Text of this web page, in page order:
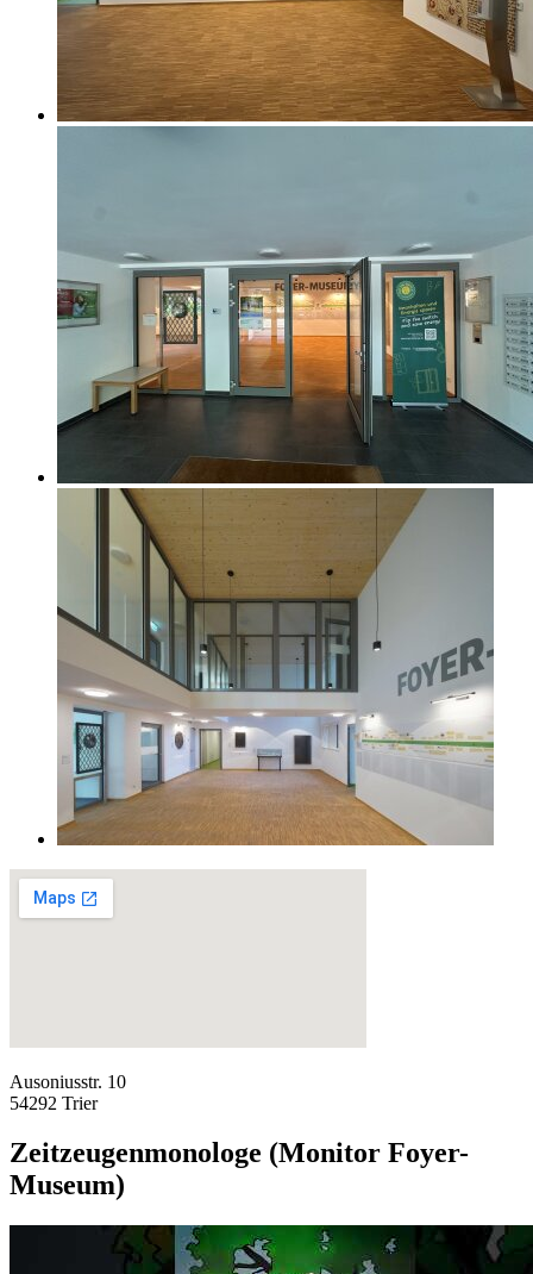
Ausoniusstr. 10
54292 Trier
Zeitzeugenmonologe (Monitor Foyer-
Museum)